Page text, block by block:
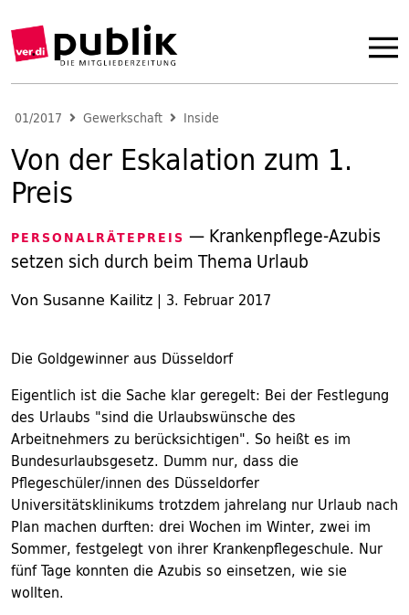
01/2017 Gewerkschaft Inside
Von der Eskalation zum 1.
Preis
PERSONALRÄTEPREIS — Krankenpflege-Azubis
setzen sich durch beim Thema Urlaub
Von Susanne Kailitz | 3. Februar 2017
Die Goldgewinner aus Düsseldorf
Eigentlich ist die Sache klar geregelt: Bei der Festlegung
des Urlaubs "sind die Urlaubswünsche des
Arbeitnehmers zu berücksichtigen". So heißt es im
Bundesurlaubsgesetz. Dumm nur, dass die
Pflegeschüler/innen des Düsseldorfer
Universitätsklinikums trotzdem jahrelang nur Urlaub nach
Plan machen durften: drei Wochen im Winter, zwei im
Sommer, festgelegt von ihrer Krankenpflegeschule. Nur
fünf Tage konnten die Azubis so einsetzen, wie sie
wollten.